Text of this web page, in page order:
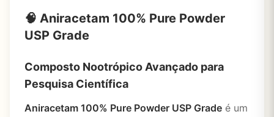
🧠 Aniracetam 100% Pure Powder
USP Grade
Composto Nootrópico Avançado para
Pesquisa Científica
Aniracetam 100% Pure Powder USP Grade é um